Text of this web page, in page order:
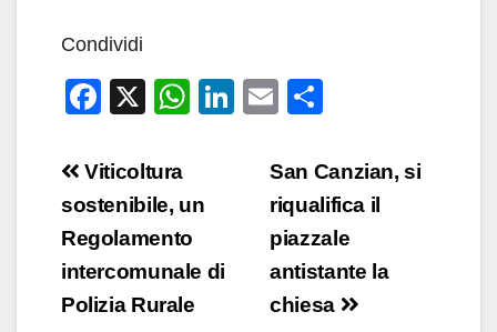
Condividi
F
c
e
b
o
o
X
W
s
A
p
p
Li
E
ail n
di
vi
di
Navigazione
articoli
San Canzian, si
riqualifica il
piazzale
antistante la
chiesa
Viticoltura
sostenibile, un
Regolamento
intercomunale di
Polizia Rurale